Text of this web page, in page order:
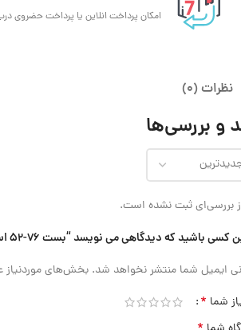
امکان پرداخت انلاین یا پرداخت حضروی
نظرات (0)
و بررسی‌ها
بررسی‌ای ثبت نشده است.
کسی باشید که دیدگاهی می نویسد “بست 76-52 استیل 316 عرض 13 میل”
ایمیل شما منتشر نخواهد شد. بخش‌های موردنیاز
شما *